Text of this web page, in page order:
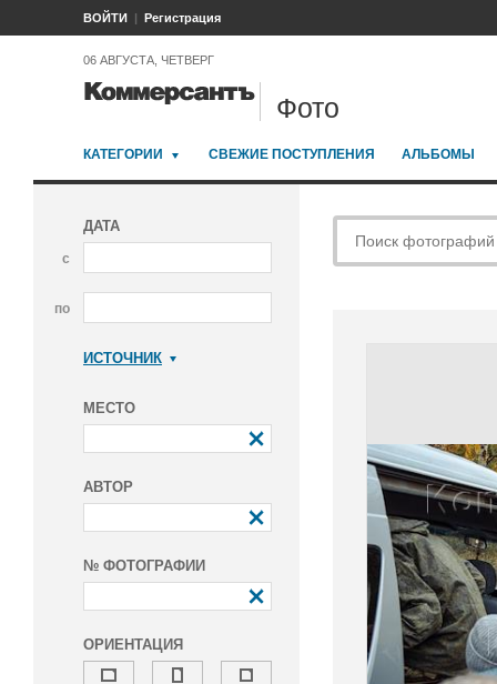
ВОЙТИ Регистрация
06 АВГУСТА, ЧЕТВЕРГ
Фото
КАТЕГОРИИ СВЕЖИЕ ПОСТУПЛЕНИЯ АЛЬБОМЫ
ДАТА
с
по
ИСТОЧНИК
МЕСТО
АВТОР
№ ФОТОГРАФИИ
ОРИЕНТАЦИЯ